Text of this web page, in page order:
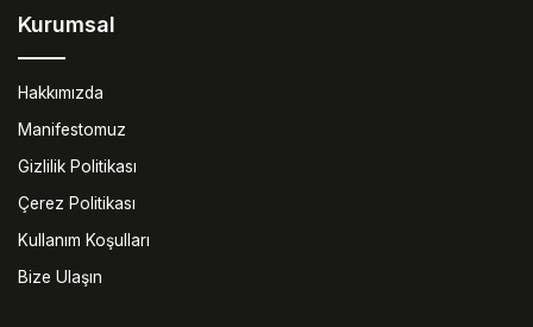
Kurumsal
Hakkımızda
Manifestomuz
Gizlilik Politikası
Çerez Politikası
Kullanım Koşulları
Bize Ulaşın